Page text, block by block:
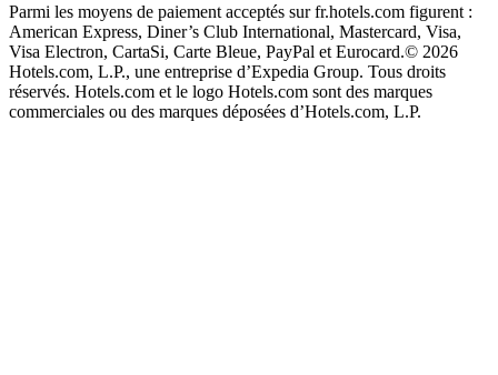
Parmi les moyens de paiement acceptés sur fr.hotels.com figurent :
American Express, Diner’s Club International, Mastercard, Visa,
Visa Electron, CartaSi, Carte Bleue, PayPal et Eurocard.© 2026
Hotels.com, L.P., une entreprise d’Expedia Group. Tous droits
réservés. Hotels.com et le logo Hotels.com sont des marques
commerciales ou des marques déposées d’Hotels.com, L.P.